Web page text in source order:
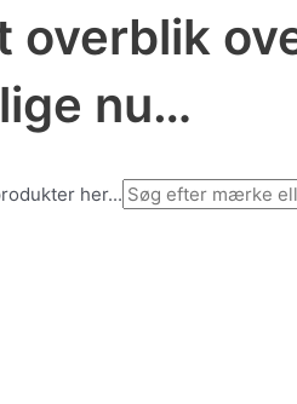
overblik
nu…
her...